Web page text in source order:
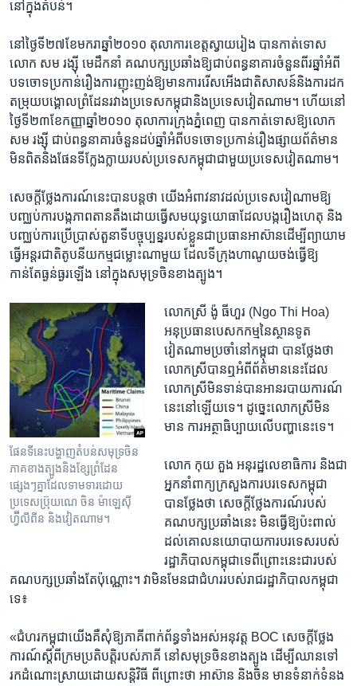
នៅក្នុង​តំបន់។
នៅថ្ងៃ​ទី​២៧ខែ​មករាឆ្នាំ២០១០​ តុលាការ​ខេត្ត​ស្វាយរៀង​ បាន​កាត់ទោស​
លោក​ សម រង្ស៊ី ​មេដឹកនាំ​ គណបក្ស​ប្រឆាំង​ឱ្យ​ជាប់​ពន្ធនាគារ​ចំនួន​ពីរឆ្នាំ​អំពី​
បទ​ចោទប្រកាន់​រឿង​ការ​ញុះញង់​ឱ្យមាន​ការ​រើសអើង​ជាតិសាសន៍​និង​ការ​ដក​
តម្រុយ​បង្គោល​ព្រំដែន​រវាង​ប្រទេស​កម្ពុជា​និង​ប្រទេស​វៀត​ណាម។ ហើយនៅ​
ថ្ងៃទី​២៣​ខែ​កញ្ញា​ឆ្នាំ​២០១០​ តុលាការ​ក្រុងភ្នំពេញ​ បាន​កាត់ទោស​ឱ្យ​លោក ​
សម រង្ស៊ី ​ជាប់​ពន្ធនាគារ​ចំនួន​ដប់ឆ្នាំ​អំពី​បទ​ចោទ​ប្រកាន់​រឿង​ផ្សាយ​ព័ត៌មាន​
មិនពិត​និង​ផែនទី​ក្លែងក្លាយ​របស់​ប្រទេស​កម្ពុជា​ជាមួយ​ប្រទេស​វៀត​ណាម។
សេចក្តី​ថ្លែងការណ៍​នេះ​បាន​បន្តថា​ យើង​អំពាវនាវ​ដល់​ប្រទេស​វៀណាម​ឱ្យ​
បញ្ឈប់​ការ​បង្ក​ភាព​តានតឹង​ដោយ​ធ្វើ​សមយុទ្ធ​យោធា​ដែល​បង្ករឿង​ហេតុ​ និង​
បញ្ឈប់​ការ​ប្រើប្រាស់​តួនាទី​បច្ចុប្បន្ន​របស់​ខ្លួន​ជា​ប្រធាន​អាស៊ាន​ដើម្បី​ព្យាយាម​
ធ្វើ​អន្តរជាតិតូបនីយកម្ម​ជម្លោះ​ណាមួយ​ ដែល​ទីក្រុង​ហាណូយ​ចង់​ធ្វើឱ្យ​
កាន់តែ​ធ្ងន់ធ្ងរ​ឡើង ​នៅក្នុង​សមុទ្រ​ចិន​ខាង​ត្បូង។
ផែនទី​នេះ​បង្ហាញ​តំបន់​សមុទ្រ​ចិន​
ភាគ​ខាង​ត្បូងនិង​ខ្សែ​ព្រំដែន
ផ្សេងៗ​គ្នា​ដែល​ទាមទារ​ដោយ​
ប្រទេសប្រ៊ុយណេ ចិន ម៉ាឡេស៊ី
ហ្វ៊ីលីពីន និង​វៀតណាម។
លោកស្រី ង៉ូ ធីហួរ (Ngo Thi Hoa) ​
អនុប្រធាន​បេសកកម្ម​នៃ​ស្ថានទូត​
វៀតណាម​ប្រចាំ​នៅ​កម្ពុជា ​បាន​ថ្លែង​ថា​
លោកស្រី​បាន​ឮ​អំពី​ព័ត៌មាន​នេះ​ដែល​
លោកស្រី​មិនទាន់​បាន​អាន​របាយការណ៍​
នេះ​នៅឡើយ​ទេ។ ដូច្នេះ​លោកស្រី​មិន
មាន​ ការអត្ថាធិប្បាយ​លើ​បញ្ហា​នេះ​ទេ។
លោក ​កុយ គួង​ អនុ​រដ្ឋលេខាធិការ​ និង​ជា​
អ្នកនាំពាក្យ​ក្រសួង​ការបរទេស​កម្ពុជា ​
បាន​ថ្លែង​ថា​ សេចក្តី​ថ្លែងការណ៍​របស់​
គណបក្ស​ប្រឆាំង​នេះ ​មិន​ធ្វើឱ្យ​ប៉ះពាល់​
ដល់​គោលនយោបាយ​ការបរទេស​របស់​
រដ្ឋាភិបាល​កម្ពុជា​ទេ​ពីព្រោះ​នេះ​ជា​របស់​
គណបក្ស​ប្រឆាំង​តែប៉ុណ្ណោះ។ វា​មិនមែន​ជា​ជំហរ​របស់​រាជរដ្ឋាភិបាល​កម្ពុជា​
ទេ៖
«ជំហរ​កម្ពុជា​យើង​គឺ​សុំឱ្យ​ភាគី​ពាក់ព័ន្ធ​ទាំងអស់​អនុវត្ត​ BOC​ សេចក្តី​ថ្លែង
ការណ៍​ស្តីពី​ក្រម​ប្រតិបត្តិ​របស់​ភាគី ​នៅ​សមុទ្រ​ចិន​ខាង​ត្បូង ​ដើម្បី​ឈាន​ទៅ​
រក​ដំណោះស្រាយ​ដោយ​សន្តិវិធី​ ពីព្រោះ​ថា​ អាស៊ាន​ និង​ចិន មាន​ទំនាក់​ទំនង​